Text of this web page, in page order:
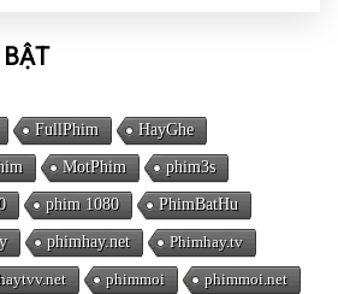
FullPhim HayGhe
MotPhim phim3s
phim 1080 PhimBatHu
phimhay.net Phimhay.tv
phimmoi phimmoi.net